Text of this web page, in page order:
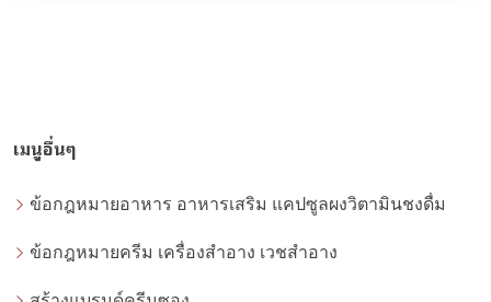
เมนูอื่นๆ
ข้อกฎหมายอาหาร อาหารเสริม แคปซูลผงวิตามินชงดื่ม
ข้อกฎหมายครีม เครื่องสำอาง เวชสำอาง